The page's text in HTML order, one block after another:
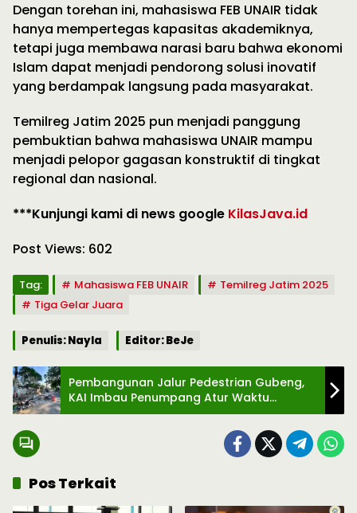
Dengan torehan ini, mahasiswa FEB UNAIR tidak
hanya mempertegas kapasitas akademiknya,
tetapi juga membawa narasi baru bahwa ekonomi
Islam dapat menjadi pendorong solusi inovatif
yang berdampak langsung pada masyarakat.
Temilreg Jatim 2025 pun menjadi panggung
pembuktian bahwa mahasiswa UNAIR mampu
menjadi pelopor gagasan konstruktif di tingkat
regional dan nasional.
***Kunjungi kami di news google KilasJava.id
Post Views: 602
Tag: Mahasiswa FEB UNAIR
Temilreg Jatim 2025
Tiga Gelar Juara
Penulis: Nayla Editor: BeJe
Pembangunan Jalur Pedestrian Gubeng,
KAI Imbau Penumpang Atur Waktu
Keberangkatan
Pos Terkait